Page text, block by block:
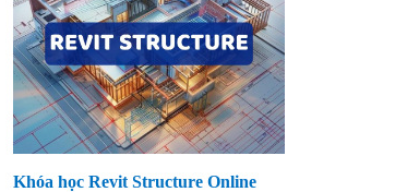
Khóa học Revit Structure Online